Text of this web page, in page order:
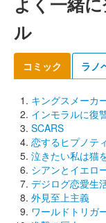
ル
コミック ラノ
キングスメーカ
インモラルに復
SCARS
恋するヒプノテ
泣きたい私は猫
シアンとイエロ
デジログ恋愛生
外見至上主義
ワールドトリガ